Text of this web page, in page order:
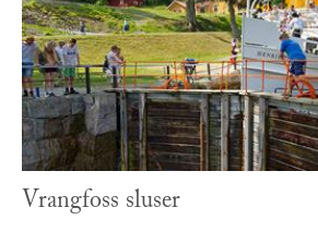
Vrangfoss sluser